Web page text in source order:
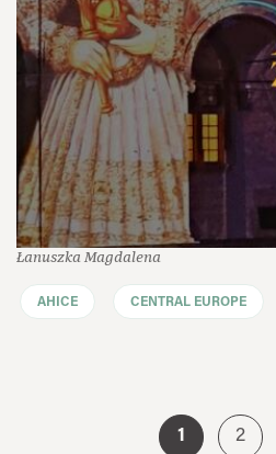
Łanuszka Magdalena
AHICE CENTRAL EUROPE
1 2